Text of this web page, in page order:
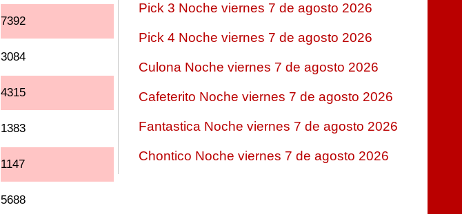
7392
3084
4315
1383
1147
5688
Pick 3 Noche viernes 7 de agosto 2026
Pick 4 Noche viernes 7 de agosto 2026
Culona Noche viernes 7 de agosto 2026
Cafeterito Noche viernes 7 de agosto 2026
Fantastica Noche viernes 7 de agosto 2026
Chontico Noche viernes 7 de agosto 2026